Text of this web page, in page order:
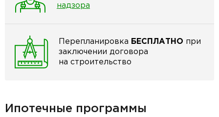
надзора
Перепланировка БЕСПЛАТНО при
заключении договора
на строительство
Ипотечные программы